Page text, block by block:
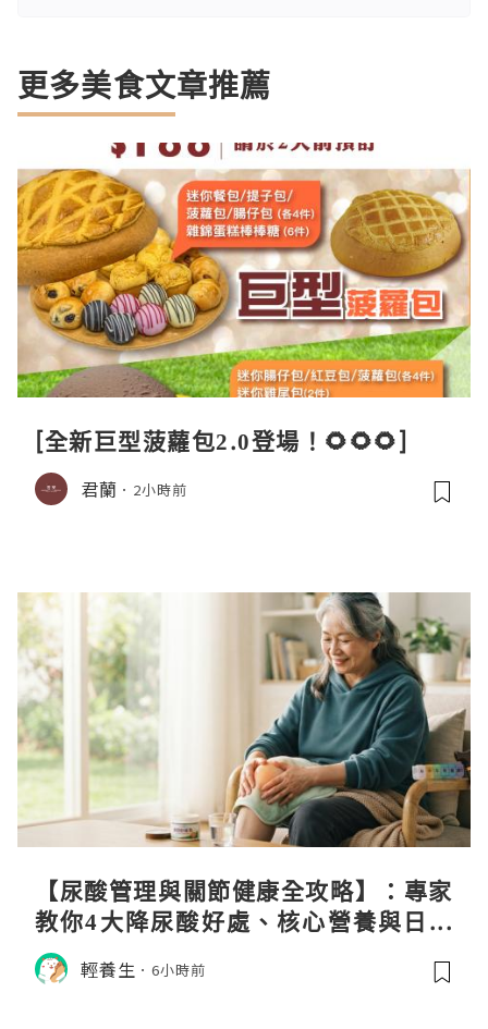
更多美食文章推薦
[全新巨型菠蘿包2.0登場！🌻🌻🌻]
君蘭 2小時前
【尿酸管理與關節健康全攻略】：專家
教你4大降尿酸好處、核心營養與日常
飲食調理秘訣
輕養生 6小時前